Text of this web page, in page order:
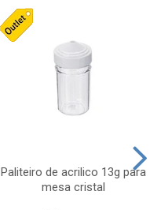
Paliteiro de acrilico 13g para
mesa cristal